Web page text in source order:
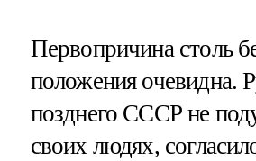
Первопричина столь
положения очевидна.
позднего СССР не
своих людях,